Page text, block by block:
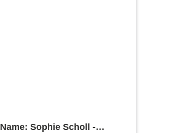
Name: Sophie Scholl -